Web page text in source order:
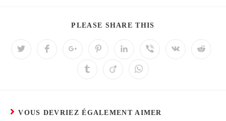
PLEASE SHARE THIS
VOUS DEVRIEZ ÉGALEMENT AIMER